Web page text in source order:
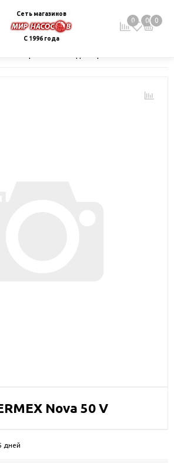
Сеть магазинов
С 1996 года
0 0 0
Nova 50 V
дней